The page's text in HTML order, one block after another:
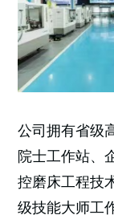
公司拥有省级
院士工作站、
控磨床工程技
级技能大师工